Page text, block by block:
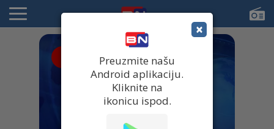
×
Preuzmite našu
Android aplikaciju.
Kliknite na
ikonicu ispod.